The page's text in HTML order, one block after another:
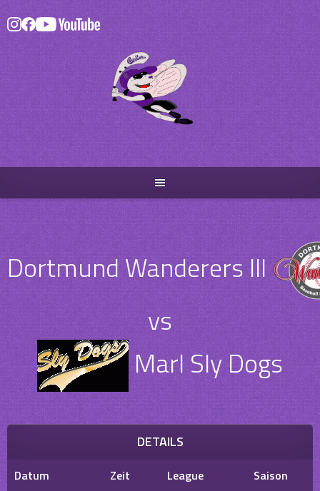
Skip
to
content
Dortmund Wanderers III
vs
Marl Sly Dogs
DETAILS
Datum Zeit League
Saison